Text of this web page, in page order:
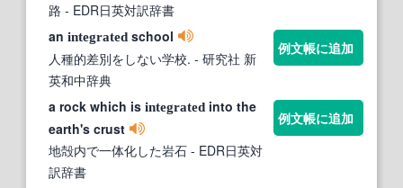
路 - EDR日英対訳辞書
an integrated school
人種的差別をしない学校. - 研究社 新
英和中辞典
例文帳に追加
a rock which is integrated into the
earth's crust
地殻内で一体化した岩石 - EDR日英対
訳辞書
例文帳に追加